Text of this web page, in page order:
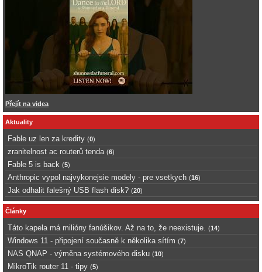
Přejít na videa
Aktuality
Fable uz len za kredity (0)
zranitelnost ac routerů tenda (6)
Fable 5 is back (5)
Anthropic vypol najvykonejsie modely - pre vsetkych (16)
Jak odhalit falešný USB flash disk? (20)
Články
Táto kapela má milióny fanúšikov. Až na to, že neexistuje. (14)
Windows 11 - připojení současně k několika sítím (7)
NAS QNAP - výměna systémového disku (10)
MikroTik router 11 - tipy (5)